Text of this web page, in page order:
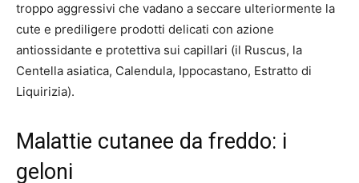
troppo aggressivi che vadano a seccare ulteriormente la
cute e prediligere prodotti delicati con azione
antiossidante e protettiva sui capillari (il Ruscus, la
Centella asiatica, Calendula, Ippocastano, Estratto di
Liquirizia).
Malattie cutanee da freddo: i
geloni